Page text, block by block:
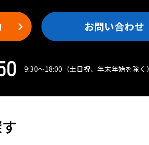
お問い合わせ
9:30〜18:00 （土日祝、年末年始を除く）